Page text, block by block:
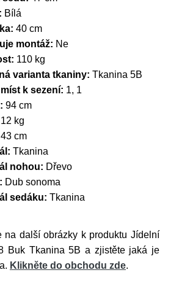
Bílá
40 cm
montáž: Ne
110 kg
varianta tkaniny: Tkanina 5B
k sezení: 1, 1
94 cm
12 kg
43 cm
Tkanina
nohou: Dřevo
Dub sonoma
sedáku: Tkanina
na další obrázky k produktu Jídelní
Buk Tkanina 5B a zjistěte jaká je
Klikněte do obchodu zde.